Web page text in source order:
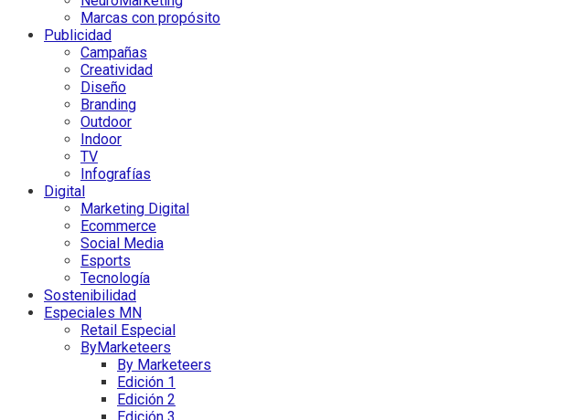
Marcas con propósito
Publicidad
Campañas
Creatividad
Diseño
Branding
Outdoor
Indoor
TV
Infografías
Digital
Marketing Digital
Ecommerce
Social Media
Esports
Tecnología
Sostenibilidad
Especiales MN
Retail Especial
ByMarketeers
By Marketeers
Edición 1
Edición 2